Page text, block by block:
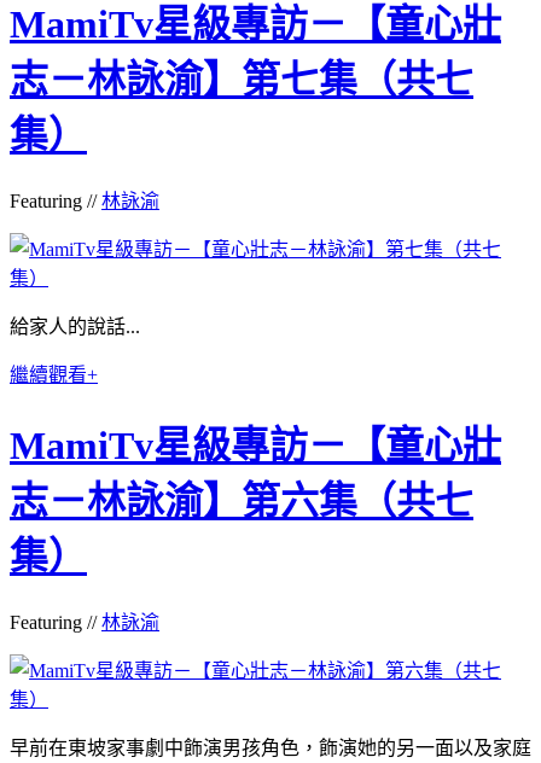
MamiTv星級專訪－【童心壯
志－林詠渝】第七集（共七
集）
Featuring //林詠渝
給家人的說話...
繼續觀看+
MamiTv星級專訪－【童心壯
志－林詠渝】第六集（共七
集）
Featuring //林詠渝
早前在東坡家事劇中飾演男孩角色， 飾演她的另一面以及家庭